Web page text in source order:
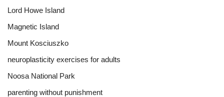
Lord Howe Island
Magnetic Island
Mount Kosciuszko
neuroplasticity exercises for adults
Noosa National Park
parenting without punishment